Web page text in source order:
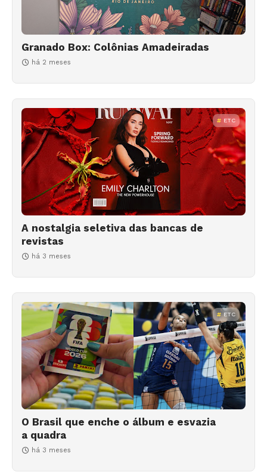
Granado Box: Colônias Amadeiradas
há 2 meses
ETC
A nostalgia seletiva das bancas de
revistas
há 3 meses
ETC
O Brasil que enche o álbum e esvazia
a quadra
há 3 meses